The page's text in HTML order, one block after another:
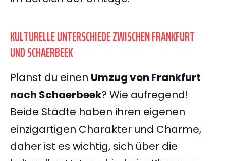
KULTURELLE UNTERSCHIEDE ZWISCHEN FRANKFURT
UND SCHAERBEEK
Planst du einen Umzug von Frankfurt
nach Schaerbeek? Wie aufregend!
Beide Städte haben ihren eigenen
einzigartigen Charakter und Charme,
daher ist es wichtig, sich über die